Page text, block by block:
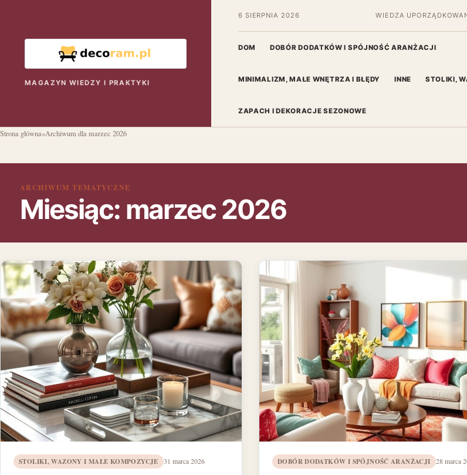
MAGAZYN WIEDZY I PRAKTYKI
6 SIERPNIA 2026 WIEDZA
DOM DOBÓR DODATKÓW I SPÓJNOŚĆ ARANŻACJI
MINIMALIZM, MAŁE WNĘTRZA I BŁĘDY INNE STOLIKI,
ZAPACH I DEKORACJE SEZONOWE
Strona główna»Archiwum dla marzec 2026
ARCHIWUM TEMATYCZNE
Miesiąc: marzec 2026
STOLIKI, WAZONY I MAŁE KOMPOZYCJE 31 marca 2026 DOBÓR DODATKÓW I SPÓJNOŚĆ ARANŻACJI 28 marca